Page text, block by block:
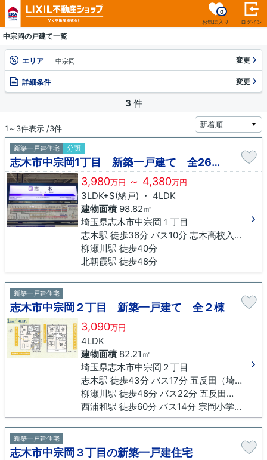
お気に入り
0
ログイン
中宗岡の戸建て一覧
エリア 中宗岡 変更
詳細条件 変更
3 件
1～3件表示 /3件
新築一戸建住宅 分譲
志木市中宗岡1丁目 新築一戸建て 全26棟
3,980万円 ～ 4,380万円
3LDK+S(納戸) ・ 4LDK
建物面積98.82㎡
埼玉県志木市中宗岡１丁目
志木駅 徒歩36分 バス10分 志木高校入口下車 徒歩5分
柳瀬川駅 徒歩40分
北朝霞駅 徒歩48分
新築一戸建住宅
志木市中宗岡２丁目 新築一戸建て 全２棟
3,090万円
4LDK
建物面積82.21㎡
埼玉県志木市中宗岡２丁目
志木駅 徒歩43分 バス17分 五反田（埼玉県）下車 徒歩3分
柳瀬川駅 徒歩48分 バス22分 五反田（埼玉県）下車 徒歩3分
西浦和駅 徒歩60分 バス14分 宗岡小学校下車 徒歩12分
新築一戸建住宅
志木市中宗岡３丁目の新築一戸建住宅